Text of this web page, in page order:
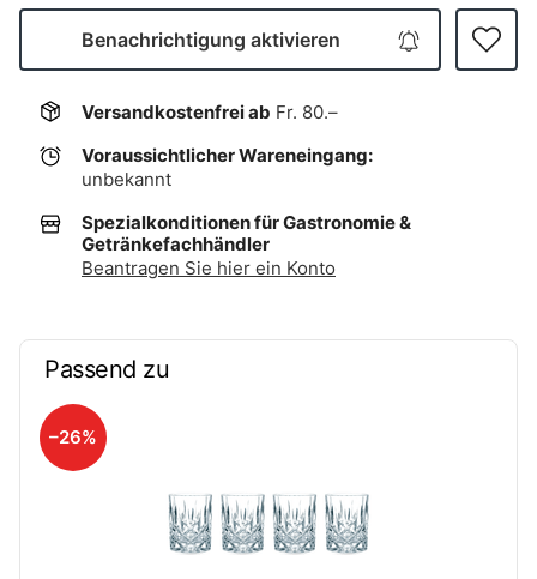
Benachrichtigung aktivieren
Versandkostenfrei ab Fr. 80.–
Voraussichtlicher Wareneingang:
unbekannt
Spezialkonditionen für Gastronomie &
Getränkefachhändler
Beantragen Sie hier ein Konto
Passend zu
–26%